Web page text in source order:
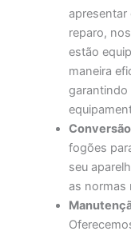
apresentar
reparo,
estão
maneira
garantindo
Conversão
fogões
seu
as normas